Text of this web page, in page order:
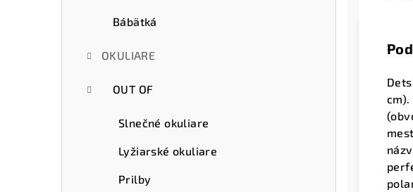
Bábätká
OKULIARE
OUT OF
Slnečné okuliare
Lyžiarské okuliare
Prilby
cm).